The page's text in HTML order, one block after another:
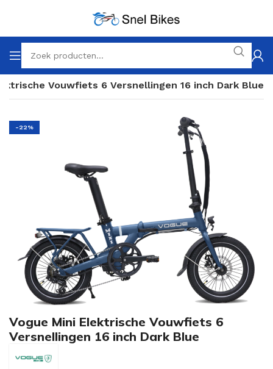
Vouwfiets 6 Versnellingen 16 inch Dark Blue
-22%
Vogue Mini Elektrische Vouwfiets 6
Versnellingen 16 inch Dark Blue